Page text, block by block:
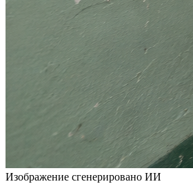
Изображение сгенерировано ИИ